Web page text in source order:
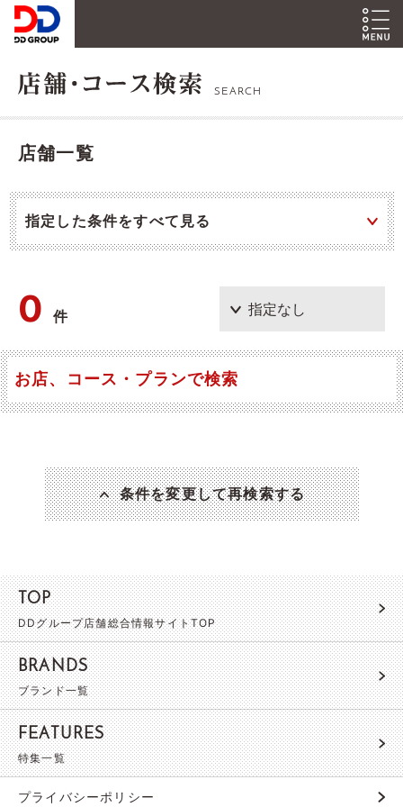
SEARCH
店舗一覧
指定した条件をすべて見る
0件
お店、コース・プランで検索
条件を変更して再検索する
TOP
DDグループ店舗総合情報サイトTOP
BRANDS
ブランド一覧
FEATURES
特集一覧
プライバシーポリシー